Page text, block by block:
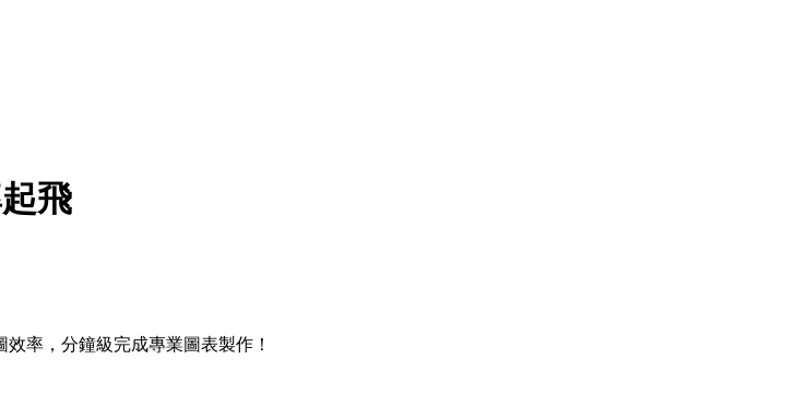
飛
率，分鐘級完成專業圖表製作！